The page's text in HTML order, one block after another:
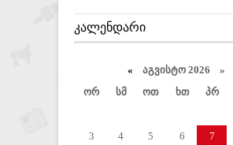
ᲙᲐᲚᲔᲜᲓᲐᲠᲘ
« აგვისტო 2026 »
ორ
სმ ოთ ხთ პრ
3
4 5 6 7